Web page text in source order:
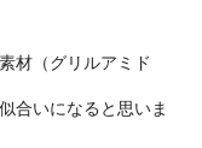
材（グリルアミド
合いになると思いま